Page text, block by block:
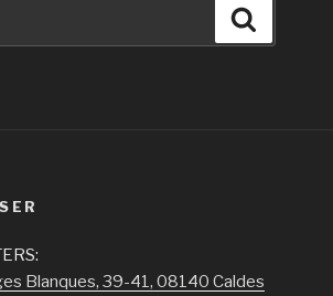
Blanques, 39-41, 08140 Caldes